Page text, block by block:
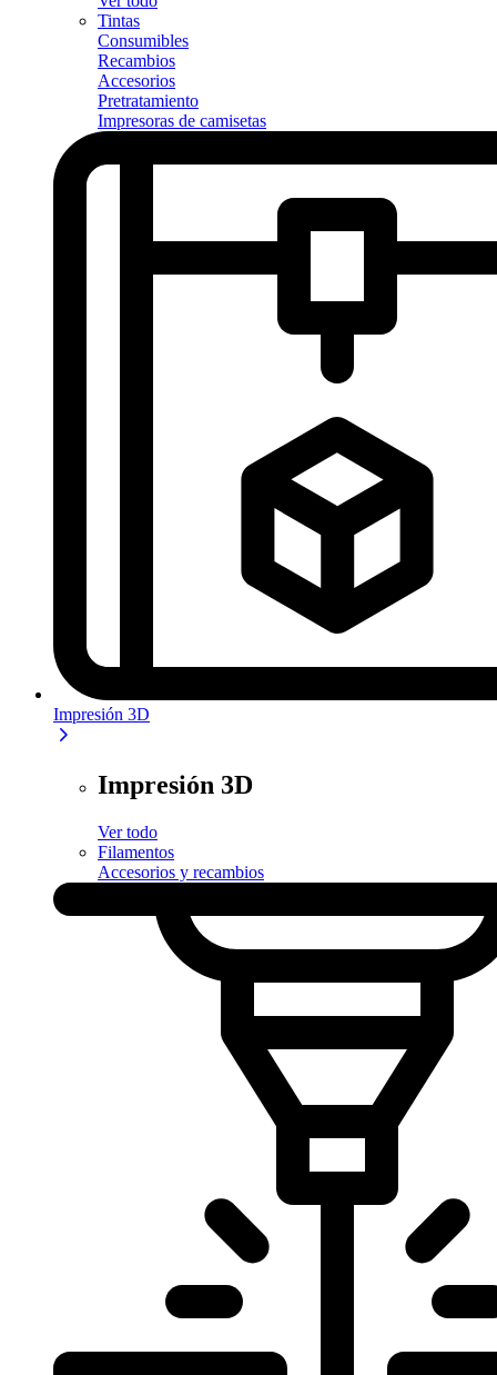
Tintas
Consumibles
Recambios
Accesorios
Pretratamiento
Impresoras de camisetas
Impresión 3D
Impresión 3D
Ver todo
Filamentos
Accesorios y recambios